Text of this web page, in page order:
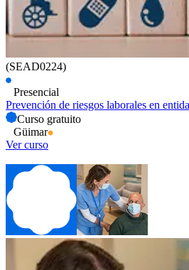
(SEAD0224)
Presencial
Prevención de riesgos laborales en
Curso gratuito
Güimar
Ver curso